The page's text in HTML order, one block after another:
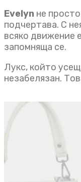
Evelyn не
подчертава. С
всяко движение
запомняща се.
Лукс, който
незабелязан.